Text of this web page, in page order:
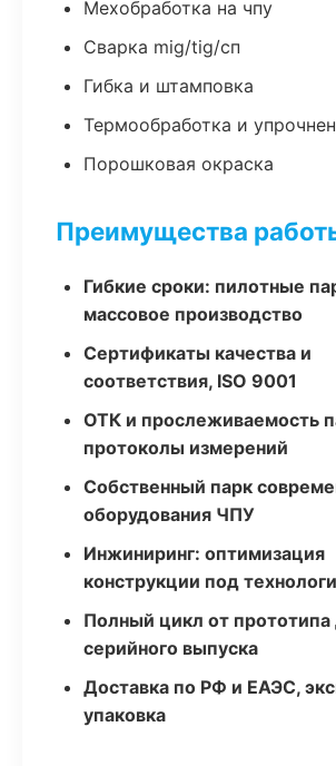
Мехобработка на чпу
Сварка mig/tig/сп
Гибка и штамповка
Термообработка и
Порошковая окраска
Преимущества
Гибкие сроки: пилотные
массовое производство
Сертификаты качества и
соответствия, ISO 9001
ОТК и прослеживаемость
протоколы измерений
Собственный парк
оборудования ЧПУ
Инжиниринг: оптимизация
конструкции под
Полный цикл от прототипа
серийного выпуска
Доставка по РФ и ЕАЭС,
упаковка